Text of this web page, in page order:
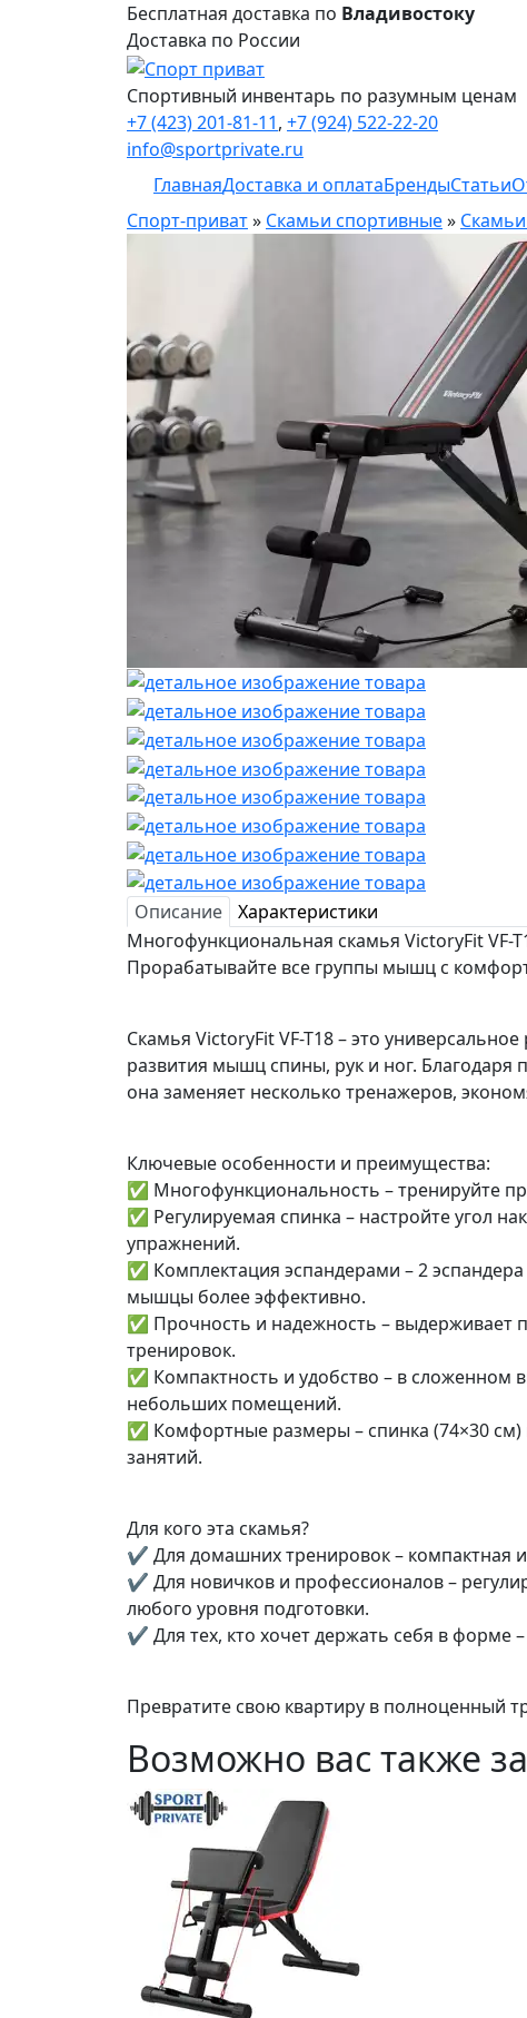
Бесплатная доставка по Владивостоку
Доставка по России
Спортивный инвентарь по разумным ценам
+7 (423) 201-81-11, +7 (924) 522-22-20
info@sportprivate.ru
ГлавнаяДоставка и оплатаБрендыСтатьи
Спорт-приват» Скамьи спортивные»
Описание
Характеристики
Многофункциональная скамья VictoryFit
Прорабатывайте все группы мышц с
Скамья VictoryFit VF-T18 – это
развития мышц спины, рук и ног. Благодаря
она заменяет несколько тренажеров,
Ключевые особенности и преимущества:
✅ Многофункциональность – тренируйте
✅ Регулируемая спинка – настройте угол
упражнений.
✅ Комплектация эспандерами – 2
мышцы более эффективно.
✅ Прочность и надежность – выдерживает
тренировок.
✅ Компактность и удобство – в сложенном
небольших помещений.
✅ Комфортные размеры – спинка (74×30
занятий.
Для кого эта скамья?
✔ Для домашних тренировок – компактная
✔ Для новичков и профессионалов –
любого уровня подготовки.
✔ Для тех, кто хочет держать себя в форме
Превратите свою квартиру в полноценный
Возможно вас также